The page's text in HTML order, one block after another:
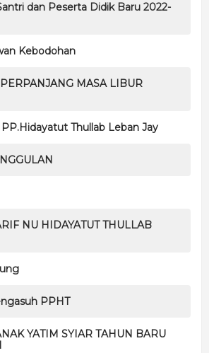
dan Peserta Didik Baru 2022-
Kebodohan
MASA LIBUR
Thullab Leban Jay
NU HIDAYATUT THULLAB
PPHT
YATIM SYIAR TAHUN BARU